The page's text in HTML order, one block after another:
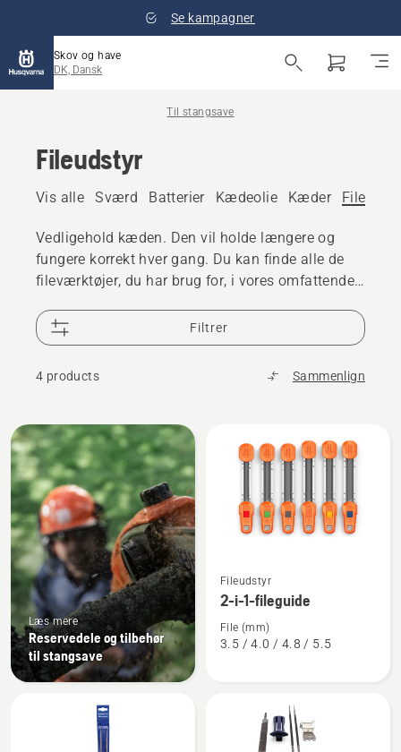
Se kampagner
Skov og have
DK, Dansk
Til stangsave
Fileudstyr
Vis alle Sværd Batterier Kædeolie Kæder
Vedligehold kæden. Den vil holde længere og
fungere korrekt hver gang. Du kan finde alle de
fileværktøjer, du har brug for, i vores omfattende
Filtrer
4 products Sammenlign
Alle
produkter
Læs mere
Reservedele og tilbehør
til stangsave
flere
detaljer
om
Fileudstyr
2-i-1-fileguide
File (mm)
3.5 / 4.0 / 4.8 / 5.5